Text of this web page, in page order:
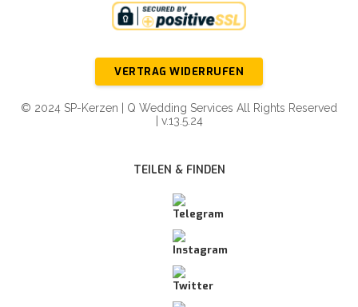
VERTRAG WIDERRUFEN
© 2024 SP-Kerzen | Q Wedding Services All Rights Reserved
| v.13.5.24
TEILEN & FINDEN